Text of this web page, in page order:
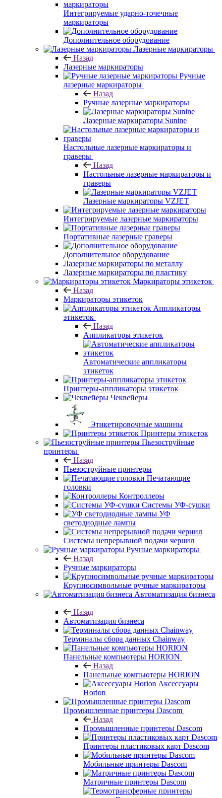
Интегрируемые ударно-точечные
маркираторы
Дополнительное оборудование
Лазерные маркираторы
Назад
Лазерные маркираторы
Ручные
лазерные маркираторы
Назад
Ручные лазерные маркираторы
Лазерные маркираторы Sunine
Настольные лазерные маркираторы и
граверы
Назад
Настольные лазерные маркираторы и
граверы
Лазерные маркираторы VZJET
Интегрируемые лазерные маркираторы
Портативные лазерные граверы
Дополнительное оборудование
Лазерные маркираторы по металлу
Лазерные маркираторы по пластику
Маркираторы этикеток
Назад
Маркираторы этикеток
Аппликаторы
этикеток
Назад
Аппликаторы этикеток
Автоматические аппликаторы
этикеток
Принтеры-аппликаторы этикеток
Чеквейеры
Этикетировочные машины
Принтеры этикеток
Пьезоструйные
принтеры
Назад
Пьезоструйные принтеры
Печатающие
головки
Контроллеры
Системы УФ-сушки
УФ
светодиодные лампы
Системы непрерывной подачи чернил
Ручные маркираторы
Назад
Ручные маркираторы
Крупносимвольные ручные маркираторы
Автоматизация бизнеса
Назад
Автоматизация бизнеса
Терминалы сбора данных Chainway
Панельные компьютеры HORION
Назад
Панельные компьютеры HORION
Аксессуары
Horion
Промышленные принтеры Dascom
Назад
Промышленные принтеры Dascom
Принтеры пластиковых карт Dascom
Мобильные принтеры Dascom
Матричные принтеры Dascom